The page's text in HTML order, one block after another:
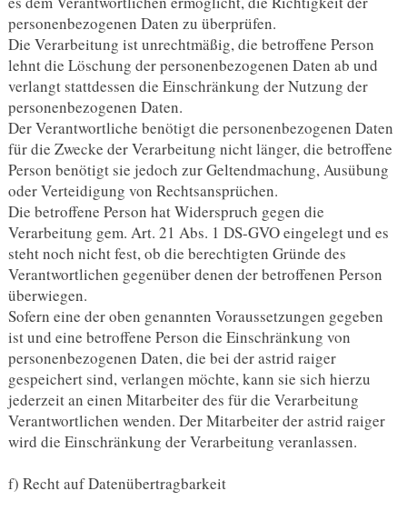
personenbezogenen Daten zu überprüfen.
Die Verarbeitung ist unrechtmäßig, die betroffene Person
lehnt die Löschung der personenbezogenen Daten ab und
verlangt stattdessen die Einschränkung der Nutzung der
personenbezogenen Daten.
Der Verantwortliche benötigt die personenbezogenen Daten
für die Zwecke der Verarbeitung nicht länger, die betroffene
Person benötigt sie jedoch zur Geltendmachung, Ausübung
oder Verteidigung von Rechtsansprüchen.
Die betroffene Person hat Widerspruch gegen die
Verarbeitung gem. Art. 21 Abs. 1 DS-GVO eingelegt und es
steht noch nicht fest, ob die berechtigten Gründe des
Verantwortlichen gegenüber denen der betroffenen Person
überwiegen.
Sofern eine der oben genannten Voraussetzungen gegeben
ist und eine betroffene Person die Einschränkung von
personenbezogenen Daten, die bei der astrid raiger
gespeichert sind, verlangen möchte, kann sie sich hierzu
jederzeit an einen Mitarbeiter des für die Verarbeitung
Verantwortlichen wenden. Der Mitarbeiter der astrid raiger
wird die Einschränkung der Verarbeitung veranlassen.
f) Recht auf Datenübertragbarkeit